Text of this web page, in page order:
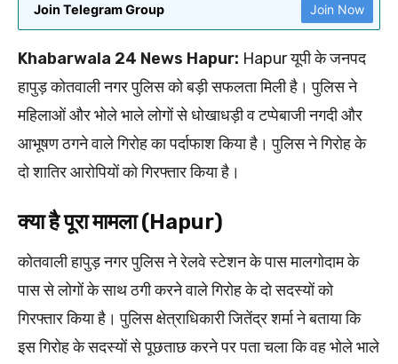
Join Telegram Group Join Now
Khabarwala 24 News Hapur: Hapur यूपी के जनपद
हापुड़ कोतवाली नगर पुलिस को बड़ी सफलता मिली है। पुलिस ने
महिलाओं और भोले भाले लोगों से धोखाधड़ी व टप्पेबाजी नगदी और
आभूषण ठगने वाले गिरोह का पर्दाफाश किया है। पुलिस ने गिरोह के
दो शातिर आरोपियों को गिरफ्तार किया है।
क्या है पूरा मामला (Hapur)
कोतवाली हापुड़ नगर पुलिस ने रेलवे स्टेशन के पास मालगोदाम के
पास से लोगों के साथ ठगी करने वाले गिरोह के दो सदस्यों को
गिरफ्तार किया है। पुलिस क्षेत्राधिकारी जितेंद्र शर्मा ने बताया कि
इस गिरोह के सदस्यों से पूछताछ करने पर पता चला कि वह भोले भाले